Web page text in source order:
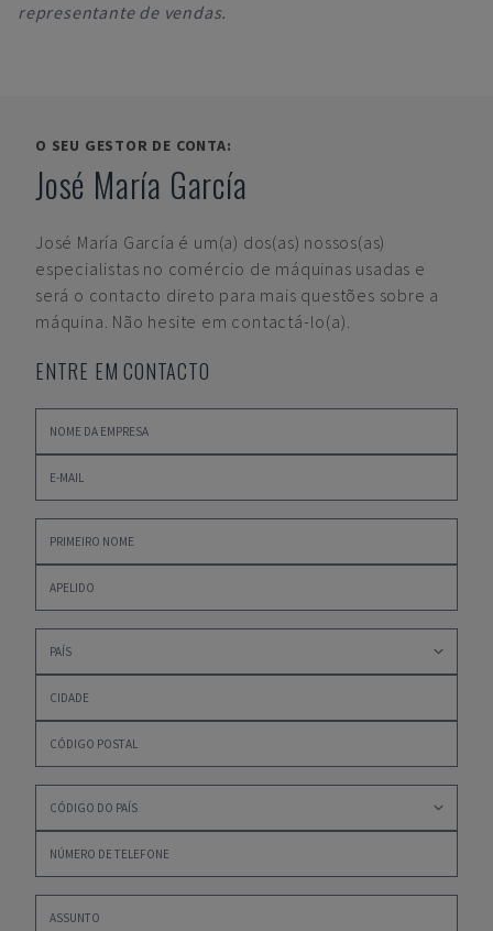
representante de vendas.
O SEU GESTOR DE CONTA:
José María García
José María García é um(a) dos(as) nossos(as)
especialistas no comércio de máquinas usadas e
será o contacto direto para mais questões sobre a
máquina. Não hesite em contactá-lo(a).
ENTRE EM CONTACTO